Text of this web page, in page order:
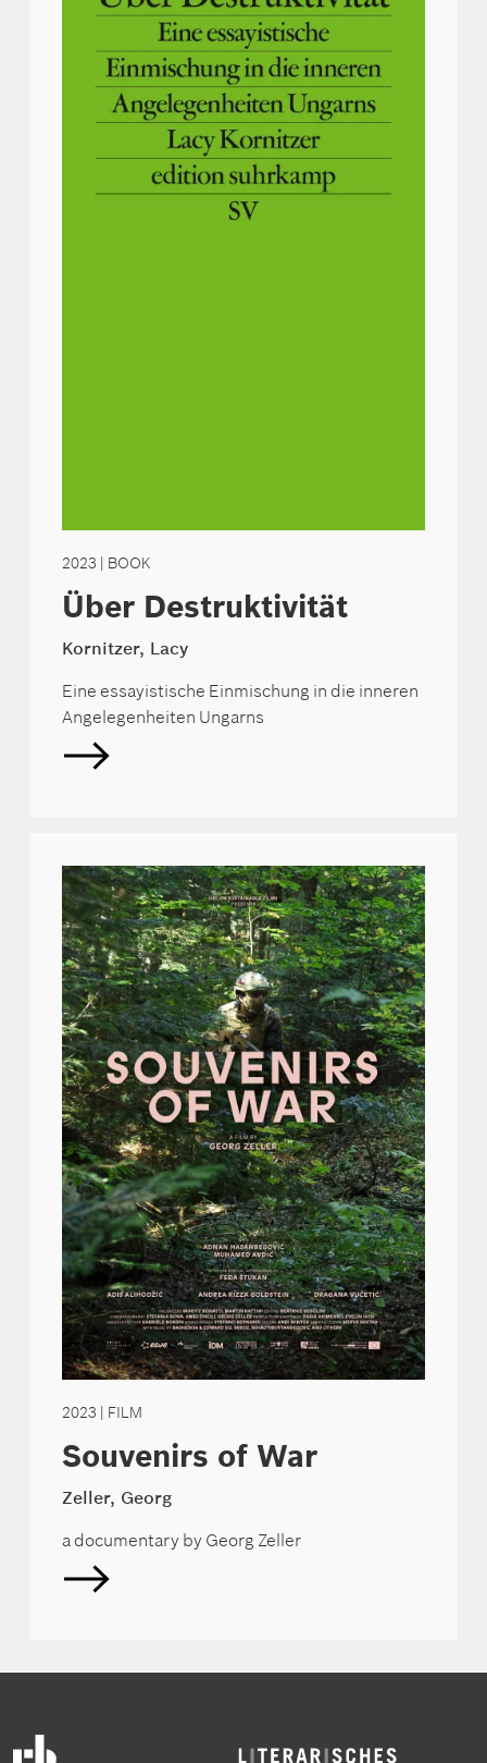
2023 | BOOK
Über Destruktivität
Kornitzer, Lacy
Eine essayistische Einmischung in die inneren
Angelegenheiten Ungarns
2023 | FILM
Souvenirs of War
Zeller, Georg
a documentary by Georg Zeller